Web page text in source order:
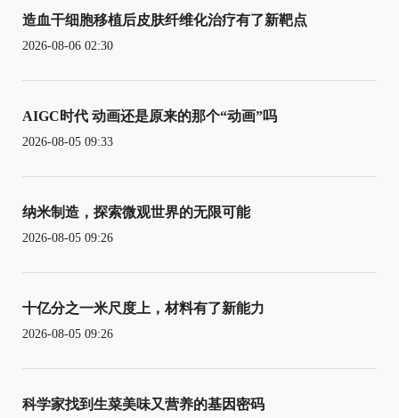
造血干细胞移植后皮肤纤维化治疗有了新靶点
2026-08-06 02:30
AIGC时代 动画还是原来的那个“动画”吗
2026-08-05 09:33
纳米制造，探索微观世界的无限可能
2026-08-05 09:26
十亿分之一米尺度上，材料有了新能力
2026-08-05 09:26
科学家找到生菜美味又营养的基因密码